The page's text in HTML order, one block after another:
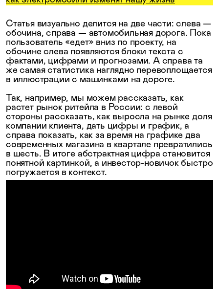
Статья визуально делится на две части: слева —
обочина, справа — автомобильная дорога. Пока
пользователь «едет» вниз по проекту, на
обочине слева появляются блоки текста с
фактами, цифрами и прогнозами. А справа та
же самая статистика наглядно перевоплощается
в иллюстрации с машинками на дороге.
Так, например, мы можем рассказать, как
растет рынок ритейла в России: с левой
стороны рассказать, как выросла на рынке доля
компании клиента, дать цифры и график, а
справа показать, как за время на графике два
современных магазина в квартале превратились
в шесть. В итоге абстрактная цифра становится
понятной картинкой, а инвестор-новичок быстро
погружается в контекст.